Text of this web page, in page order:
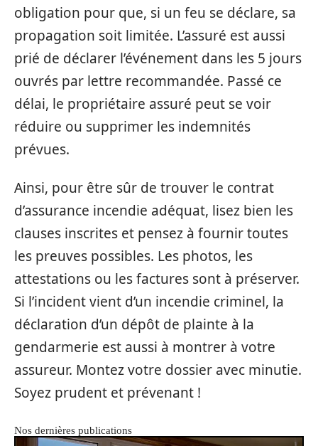
obligation pour que, si un feu se déclare, sa
propagation soit limitée. L’assuré est aussi
prié de déclarer l’événement dans les 5 jours
ouvrés par lettre recommandée. Passé ce
délai, le propriétaire assuré peut se voir
réduire ou supprimer les indemnités
prévues.
Ainsi, pour être sûr de trouver le contrat
d’assurance incendie adéquat, lisez bien les
clauses inscrites et pensez à fournir toutes
les preuves possibles. Les photos, les
attestations ou les factures sont à préserver.
Si l’incident vient d’un incendie criminel, la
déclaration d’un dépôt de plainte à la
gendarmerie est aussi à montrer à votre
assureur. Montez votre dossier avec minutie.
Soyez prudent et prévenant !
Nos dernières publications